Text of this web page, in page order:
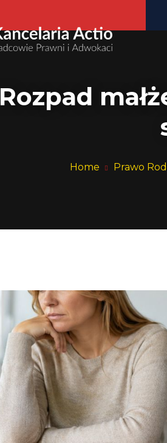
Rozpad
Home Prawo